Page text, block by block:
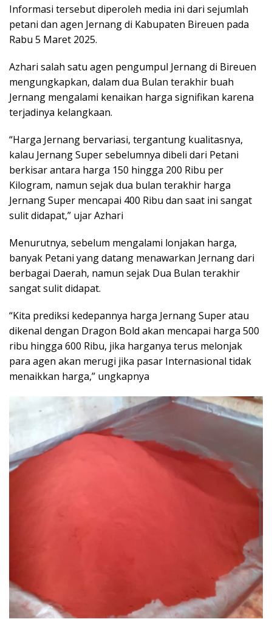
Informasi tersebut diperoleh media ini dari sejumlah
petani dan agen Jernang di Kabupaten Bireuen pada
Rabu 5 Maret 2025.
Azhari salah satu agen pengumpul Jernang di Bireuen
mengungkapkan, dalam dua Bulan terakhir buah
Jernang mengalami kenaikan harga signifikan karena
terjadinya kelangkaan.
“Harga Jernang bervariasi, tergantung kualitasnya,
kalau Jernang Super sebelumnya dibeli dari Petani
berkisar antara harga 150 hingga 200 Ribu per
Kilogram, namun sejak dua bulan terakhir harga
Jernang Super mencapai 400 Ribu dan saat ini sangat
sulit didapat,” ujar Azhari
Menurutnya, sebelum mengalami lonjakan harga,
banyak Petani yang datang menawarkan Jernang dari
berbagai Daerah, namun sejak Dua Bulan terakhir
sangat sulit didapat.
“Kita prediksi kedepannya harga Jernang Super atau
dikenal dengan Dragon Bold akan mencapai harga 500
ribu hingga 600 Ribu, jika harganya terus melonjak
para agen akan merugi jika pasar Internasional tidak
menaikkan harga,” ungkapnya